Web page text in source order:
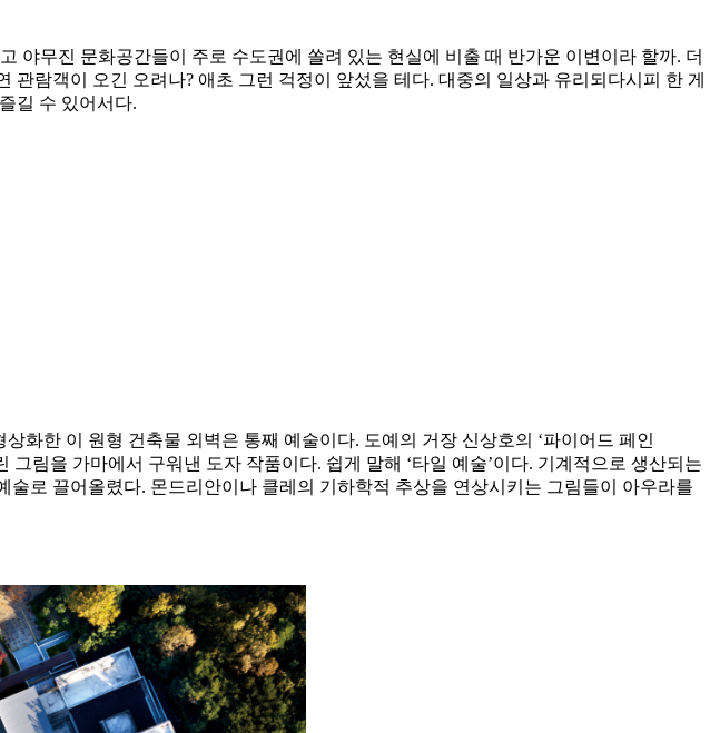
야무진 문화공간들이 주로 수도권에 쏠려 있는 현실에 비출 때 반가운 이변이라 할까. 더
람객이 오긴 오려나? 애초 그런 걱정이 앞섰을 테다. 대중의 일상과 유리되다시피 한 게
길 수 있어서다.
화한 이 원형 건축물 외벽은 통째 예술이다. 도예의 거장 신상호의 ‘파이어드 페인
그림을 가마에서 구워낸 도자 작품이다. 쉽게 말해 ‘타일 예술’이다. 기계적으로 생산되는
로 끌어올렸다. 몬드리안이나 클레의 기하학적 추상을 연상시키는 그림들이 아우라를